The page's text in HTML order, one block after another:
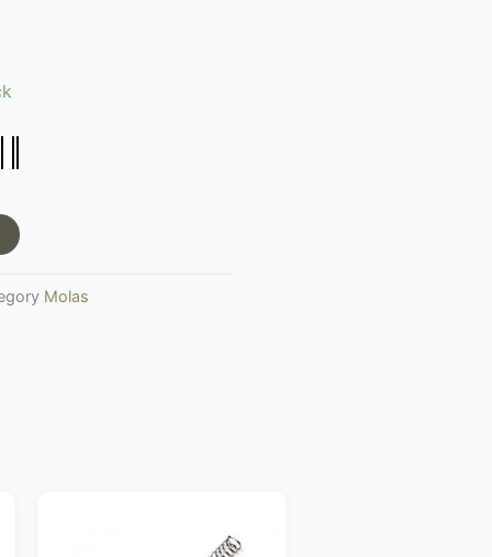
Molas